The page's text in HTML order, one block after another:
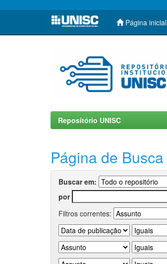
Skip
Página inicial
Repositório UNISC
Página de Busca
Buscar em:
por
Filtros correntes: